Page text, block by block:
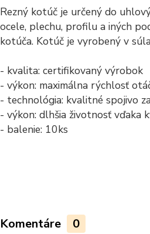
Rezný kotúč je určený do
ocele, plechu, profilu a iných
kotúča. Kotúč je vyrobený v
- kvalita: certifikovaný výrobok
- výkon: maximálna rýchlosť
- technológia: kvalitné spojivo
- výkon: dlhšia životnosť vďaka
- balenie: 10ks
Komentáre 0